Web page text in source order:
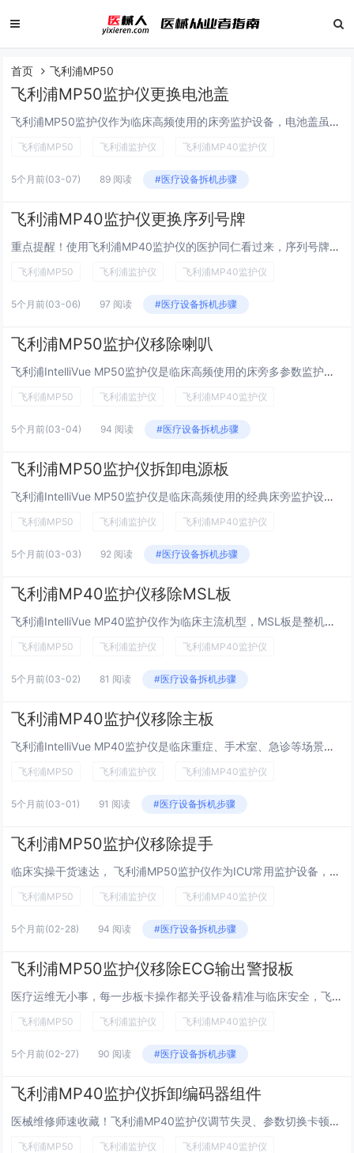
首页 飞利浦MP50
飞利浦MP50监护仪更换电池盖
飞利浦MP50监护仪作为临床高频使用的床旁监护设备，电池盖虽小，却直接关系供电稳定与设备安全。本期为大家带来MP50 监护仪电池盖更换实操教程，一步到位解决松动、破损、卡扣失灵问题，让设备恢复可靠防护，保障监护不间断。飞利浦 Intelli...
飞利浦MP50 飞利浦监护仪 飞利浦MP40监护仪
5个月前(03-07) 89 阅读 #医疗设备拆机步骤
飞利浦MP40监护仪更换序列号牌
重点提醒！使用飞利浦MP40监护仪的医护同仁看过来，序列号牌是设备身份识别、售后维保、合规追溯的核心凭证，当出现号牌磨损、模糊或遗失时，及时更换至关重要。本文将手把手教你完成序列号牌更换，流程清晰、步骤易懂，帮你快速搞定设备管理小难题，保障...
飞利浦MP50 飞利浦监护仪 飞利浦MP40监护仪
5个月前(03-06) 97 阅读 #医疗设备拆机步骤
飞利浦MP50监护仪移除喇叭
飞利浦IntelliVue MP50监护仪是临床高频使用的床旁多参数监护设备，喇叭作为其核心报警发声组件，负责心率、血压、血氧等异常情况的声音提示，是保障患者安全的重要部件。在设备维修、静音改造、异响处理或更换配件时，常需要规范移除喇叭。本...
飞利浦MP50 飞利浦监护仪 飞利浦MP40监护仪
5个月前(03-04) 94 阅读 #医疗设备拆机步骤
飞利浦MP50监护仪拆卸电源板
飞利浦IntelliVue MP50监护仪是临床高频使用的经典床旁监护设备，稳定供电是它持续可靠工作的关键。而电源板，正是整台机器的“心脏”，负责电压转换、供电分配与安全保护。在日常维修、故障排查与备件更换中，电源板拆卸是最常见、也最考验规...
飞利浦MP50 飞利浦监护仪 飞利浦MP40监护仪
5个月前(03-03) 92 阅读 #医疗设备拆机步骤
飞利浦MP40监护仪移除MSL板
飞利浦IntelliVue MP40监护仪作为临床主流机型，MSL板是整机信号与接口的关键转接枢纽，负责系统通讯、模块对接与外设连接。在设备维修、检测、部件更换等拆机场景中，规范、安全地移除MSL板是维修工程师必备技能。操作不当易造成排线损...
飞利浦MP50 飞利浦监护仪 飞利浦MP40监护仪
5个月前(03-02) 81 阅读 #医疗设备拆机步骤
飞利浦MP40监护仪移除主板
飞利浦IntelliVue MP40监护仪是临床重症、手术室、急诊等场景的主力机型，主板作为整机的核心控制与数据处理中枢，承载着生命体征信号采集、运算、显示与报警的关键任务。在设备维修、升级、检测等操作中，规范、安全地移除主板是工程师必备技...
飞利浦MP50 飞利浦监护仪 飞利浦MP40监护仪
5个月前(03-01) 91 阅读 #医疗设备拆机步骤
飞利浦MP50监护仪移除提手
临床实操干货速达， 飞利浦MP50监护仪作为ICU常用监护设备，规范操作是保障诊疗安全的基础，今天重点拆解提手移除的核心要点，避开操作误区，新手也能快速上手，助力医护人员高效开展设备维护工作。飞利浦MP50监护仪专用提手，专为院内转运与床边...
飞利浦MP50 飞利浦监护仪 飞利浦MP40监护仪
5个月前(02-28) 94 阅读 #医疗设备拆机步骤
飞利浦MP50监护仪移除ECG输出警报板
医疗运维无小事，每一步板卡操作都关乎设备精准与临床安全，飞利浦MP50作为临床高频监护设备，其ECG输出警报板（核心型号M8085-66421）是心电信号处理与警报传输的“关键枢纽”，负责心电信号的采集、滤波与精准输出，直接影响医护人员对患...
飞利浦MP50 飞利浦监护仪 飞利浦MP40监护仪
5个月前(02-27) 90 阅读 #医疗设备拆机步骤
飞利浦MP40监护仪拆卸编码器组件
医械维修师速收藏！飞利浦MP40监护仪调节失灵、参数切换卡顿？核心问题大概率出在编码器组件！作为设备操作控制的“核心枢纽”，编码器的拆卸是高频维修操作，精准拆解能避免周边部件二次损坏。今天这篇干货手把手教你规范拆卸MP40编码器组件，从部件...
飞利浦MP50 飞利浦监护仪 飞利浦MP40监护仪